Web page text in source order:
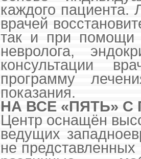
каждого пациента.
врачей
так и при помощи
невролога,
консультации
программу
показания.
НА ВСЕ «ПЯТЬ»
Центр оснащён
ведущих
не